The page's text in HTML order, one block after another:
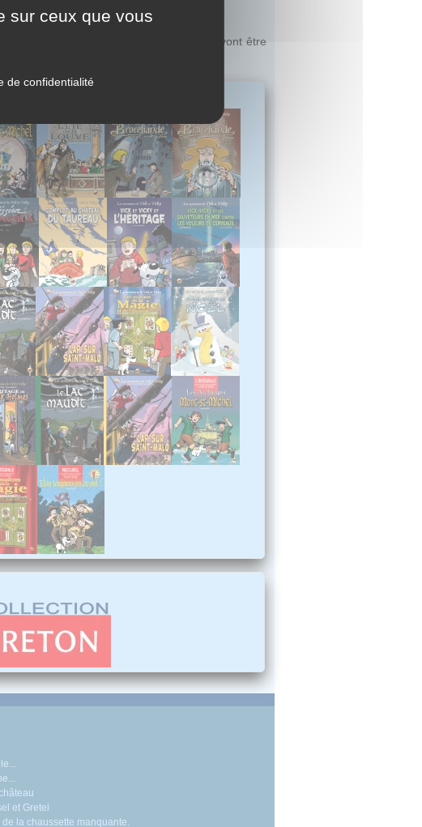
eux cette curieuse énigme à laquelle ils vont être
et Gretel
la chaussette manquante.
sur ceux que vous
de confidentialité